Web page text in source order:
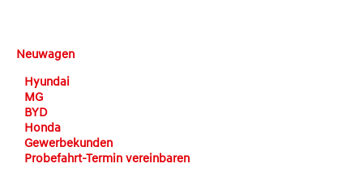
Neuwagen
Hyundai
MG
BYD
Honda
Gewerbekunden
Probefahrt-Termin vereinbaren